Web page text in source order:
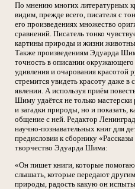
По мнению многих литературных
видим, прежде всего, писателя с
его произведениях множество
сравнений. Писатель тонко
картины природы и жизни
Также произведениям Эдуарда
точность в описании
удивления и очарования красотой
стремится увидеть красоту даже
явлении. А используя приём
Шиму удаётся не только
и загадки природы, но и показать,
общение с ней. Редактор
научно-познавательных книг для
предисловии к сборнику
творчество Эдуарда Шима:
«Он пишет книги, которые
слышать, которые передают
природы, радость какую он